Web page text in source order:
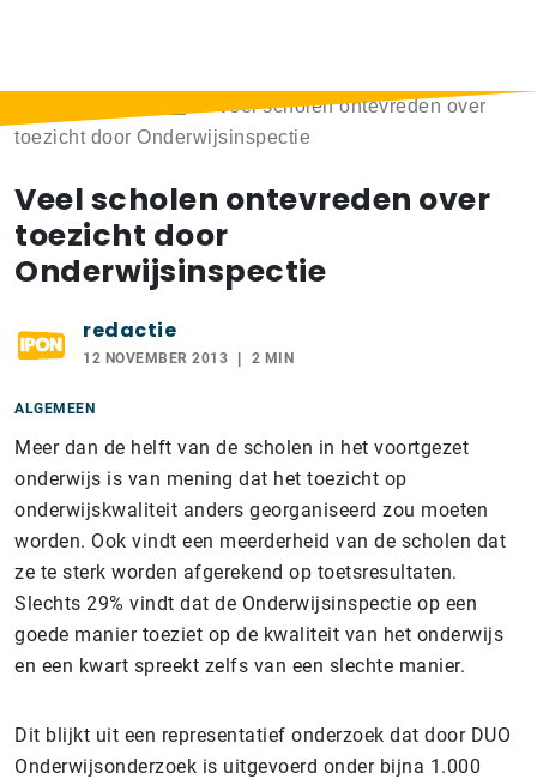
Veel scholen ontevreden over
toezicht door Onderwijsinspectie
Veel scholen ontevreden over
toezicht door
Onderwijsinspectie
redactie
12 NOVEMBER 2013 2 MIN
ALGEMEEN
Meer dan de helft van de scholen in het voortgezet
onderwijs is van mening dat het toezicht op
onderwijskwaliteit anders georganiseerd zou moeten
worden. Ook vindt een meerderheid van de scholen dat
ze te sterk worden afgerekend op toetsresultaten.
Slechts 29% vindt dat de Onderwijsinspectie op een
goede manier toeziet op de kwaliteit van het onderwijs
en een kwart spreekt zelfs van een slechte manier.
Dit blijkt uit een representatief onderzoek dat door DUO
Onderwijsonderzoek is uitgevoerd onder bijna 1.000